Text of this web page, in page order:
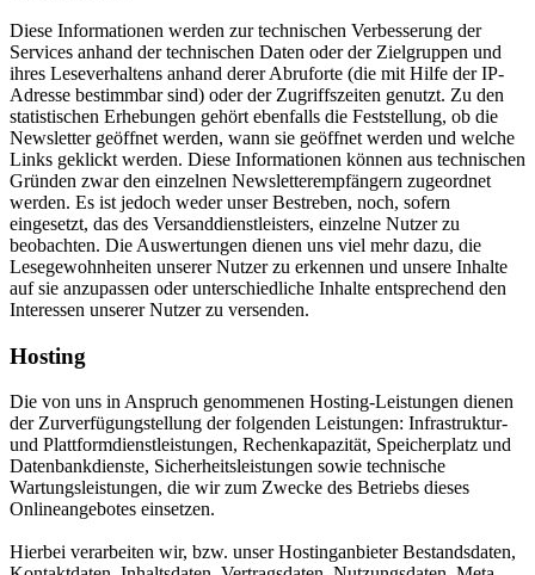
Diese Informationen werden zur technischen Verbesserung der
Services anhand der technischen Daten oder der Zielgruppen und
ihres Leseverhaltens anhand derer Abruforte (die mit Hilfe der IP-
Adresse bestimmbar sind) oder der Zugriffszeiten genutzt. Zu den
statistischen Erhebungen gehört ebenfalls die Feststellung, ob die
Newsletter geöffnet werden, wann sie geöffnet werden und welche
Links geklickt werden. Diese Informationen können aus technischen
Gründen zwar den einzelnen Newsletterempfängern zugeordnet
werden. Es ist jedoch weder unser Bestreben, noch, sofern
eingesetzt, das des Versanddienstleisters, einzelne Nutzer zu
beobachten. Die Auswertungen dienen uns viel mehr dazu, die
Lesegewohnheiten unserer Nutzer zu erkennen und unsere Inhalte
auf sie anzupassen oder unterschiedliche Inhalte entsprechend den
Interessen unserer Nutzer zu versenden.
Hosting
Die von uns in Anspruch genommenen Hosting-Leistungen dienen
der Zurverfügungstellung der folgenden Leistungen: Infrastruktur-
und Plattformdienstleistungen, Rechenkapazität, Speicherplatz und
Datenbankdienste, Sicherheitsleistungen sowie technische
Wartungsleistungen, die wir zum Zwecke des Betriebs dieses
Onlineangebotes einsetzen.
Hierbei verarbeiten wir, bzw. unser Hostinganbieter Bestandsdaten,